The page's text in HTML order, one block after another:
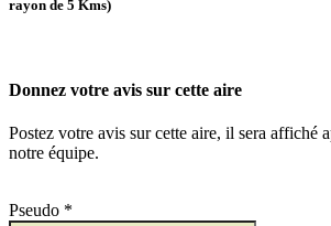
rayon de 5 Kms)
Donnez votre avis sur cette aire
Postez votre avis sur cette aire, il sera affiché
notre équipe.
Pseudo *